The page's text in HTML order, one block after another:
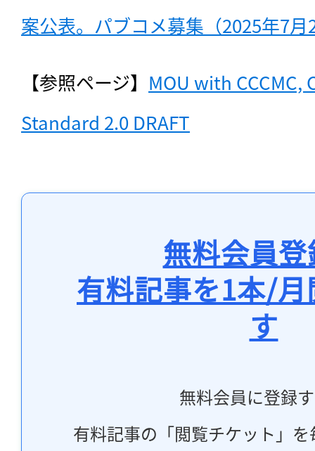
案公表。パブコメ募集（2025年7月
【参照ページ】 MOU with CCCMC,
Standard 2.0 DRAFT
無料会員
有料記事を1本/
す
無料会員に登録
有料記事の「閲覧チケット」